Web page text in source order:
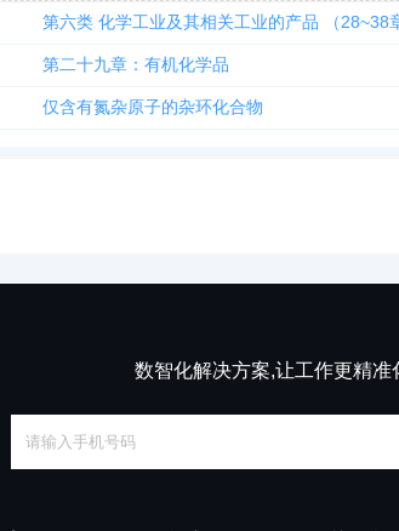
第六类 化学工业及其相关工业的产品 （28~38
第二十九章：有机化学品
仅含有氮杂原子的杂环化合物
数智化解决方案,让工作更精